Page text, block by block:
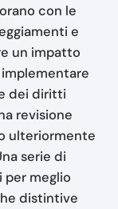
con le
e
un impatto
dei diritti
revisione
ulteriormente
serie di
meglio
distintive